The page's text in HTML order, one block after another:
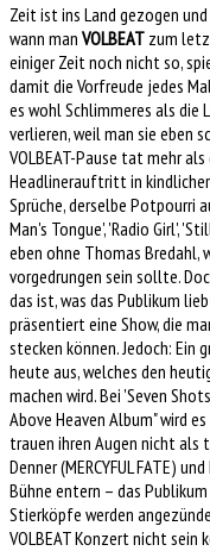
Zeit ist ins Land gezogen
wann man VOLBEAT zum
einiger Zeit noch nicht so,
damit die Vorfreude jedes
es wohl Schlimmeres als die
verlieren, weil man sie eben
VOLBEAT-Pause tat mehr
Headlinerauftritt in kindlicher
Sprüche, derselbe Potpourri
Man's Tongue', 'Radio Girl',
eben ohne Thomas
vorgedrungen sein sollte.
das ist, was das Publikum
präsentiert eine Show, die
stecken können. Jedoch: Ein
heute aus, welches den
machen wird. Bei 'Seven
Above Heaven Album" wird
trauen ihren Augen nicht als
Denner (MERCYFUL FATE)
Bühne entern – das
Stierköpfe werden
VOLBEAT Konzert nicht sein